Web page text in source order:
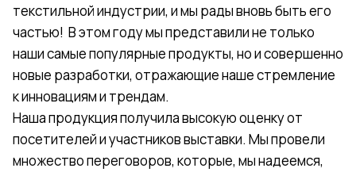
текстильной индустрии, и мы рады вновь быть его
частью! В этом году мы представили не только
наши самые популярные продукты, но и совершенно
новые разработки, отражающие наше стремление
к инновациям и трендам.
Наша продукция получила высокую оценку от
посетителей и участников выставки. Мы провели
множество переговоров, которые, мы надеемся,